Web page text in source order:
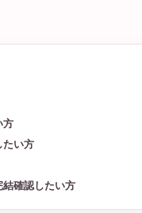
方
たい方
確認したい方